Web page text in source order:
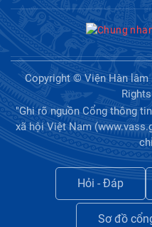
Copyright © Viện Hàn
"Ghi rõ nguồn Cổng thông
xã hội Việt Nam
Hỏi - Đáp
Sơ đồ